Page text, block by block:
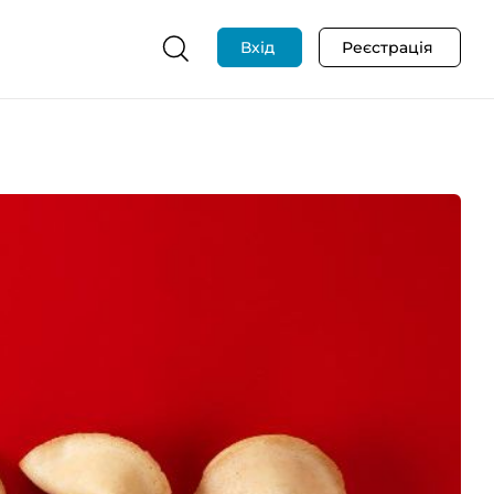
Вхід Реєстрація